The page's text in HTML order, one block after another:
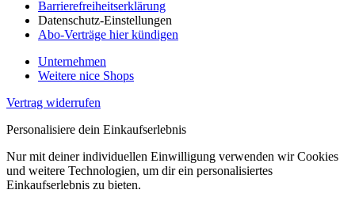
Barrierefreiheitserklärung
Datenschutz-Einstellungen
Abo-Verträge hier kündigen
Unternehmen
Weitere nice Shops
Vertrag widerrufen
Personalisiere dein Einkaufserlebnis
Nur mit deiner individuellen Einwilligung verwenden wir Cookies
und weitere Technologien, um dir ein personalisiertes
Einkaufserlebnis zu bieten.